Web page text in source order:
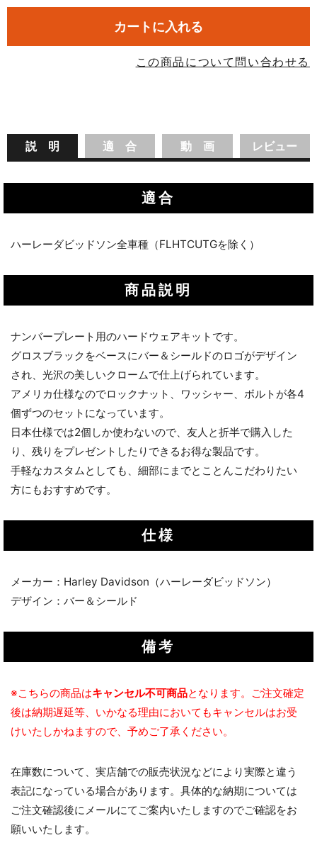
カートに入れる
この商品について問い合わせる
説 明 適 合 動 画 レビュー
適合
ハーレーダビッドソン全車種（FLHTCUTGを除く）
商品説明
ナンバープレート用のハードウェアキットです。
グロスブラックをベースにバー＆シールドのロゴがデザイン
され、光沢の美しいクロームで仕上げられています。
アメリカ仕様なのでロックナット、ワッシャー、ボルトが各4
個ずつのセットになっています。
日本仕様では2個しか使わないので、友人と折半で購入した
り、残りをプレゼントしたりできるお得な製品です。
手軽なカスタムとしても、細部にまでとことんこだわりたい
方にもおすすめです。
仕様
メーカー：Harley Davidson（ハーレーダビッドソン）
デザイン：バー＆シールド
備考
※こちらの商品はキャンセル不可商品となります。ご注文確定
後は納期遅延等、いかなる理由においてもキャンセルはお受
けいたしかねますので、予めご了承ください。
在庫数について、実店舗での販売状況などにより実際と違う
表記になっている場合があります。具体的な納期については
ご注文確認後にメールにてご案内いたしますのでご確認をお
願いいたします。